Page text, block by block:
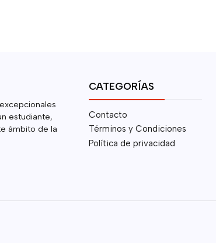
estudiante,
ámbito de la
CATEGORÍAS
Contacto
Términos y Condiciones
Política de privacidad